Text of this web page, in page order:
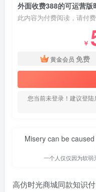
此内容为付费阅读，请付
￥
黄金会员 免费
您当前未登录！建议登
Misery can be
一个人仅仅因为软弱
高仿时光商城同款知识